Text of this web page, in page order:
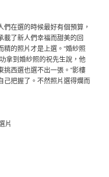
在選的時候最好有個預算，
載了新人們幸福而甜美的回
的照片才是上選。“婚紗照
拿到婚紗照的祝先生說，他
西選也選不出一張。“影樓
己把握了。不然照片選得爛而
片